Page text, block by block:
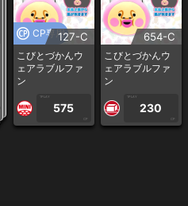
CP専用127-C
こびとづかんウ
ェアラブルファ
ン
1PLAY
575
CP
654-C
こびとづかんウ
ェアラブルファ
ン
1PLAY
230
CP